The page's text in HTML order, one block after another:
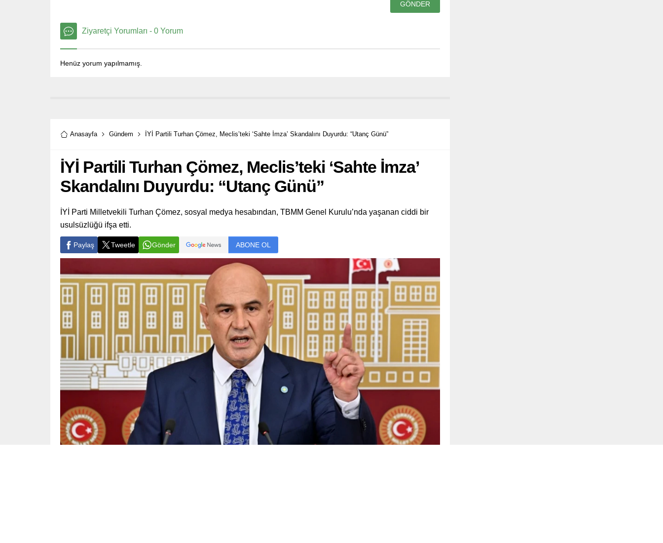
Ziyaretçi Yorumları - 0 Yorum
Henüz yorum yapılmamış.
Anasayfa Gündem İYİ Partili Turhan Çömez, Meclis’teki ‘Sahte İmza’ Skandalını Duyurdu: “Utanç Günü”
İYİ Partili Turhan Çömez, Meclis’teki ‘Sahte İmza’
Skandalını Duyurdu: “Utanç Günü”
İYİ Parti Milletvekili Turhan Çömez, sosyal medya hesabından, TBMM Genel Kurulu’nda yaşanan ciddi bir
usulsüzlüğü ifşa etti.
Paylaş Tweetle Gönder ABONE OL